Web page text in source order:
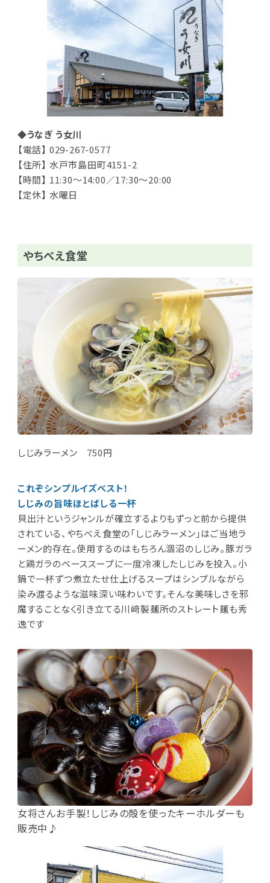
◆うなぎ う女川
【電話】 029-267-0577
【住所】 水戸市島田町4151-2
【時間】 11:30～14:00／17:30～20:00
【定休】 水曜日
やちべえ食堂
しじみラーメン 750円
これぞシンプルイズベスト！
しじみの旨味ほとばしる一杯
貝出汁というジャンルが確立するよりもずっと前から提供
されている、やちべえ食堂の「しじみラーメン」はご当地ラ
ーメン的存在。使用するのはもちろん涸沼のしじみ。豚ガラ
と鶏ガラのベーススープに一度冷凍したしじみを投入。小
鍋で一杯ずつ煮立たせ仕上げるスープはシンプルながら
染み渡るような滋味深い味わいです。そんな美味しさを邪
魔することなく引き立てる川﨑製麺所のストレート麺も秀
逸です
女将さんお手製！しじみの殻を使ったキーホルダーも
販売中♪